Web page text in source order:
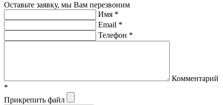
Оставьте заявку, мы Вам перезвоним
Имя *
Email *
Телефон *
Комментарий
*
Прикрепить файл